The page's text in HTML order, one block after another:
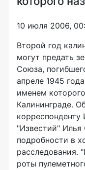
10 июля 2006,
Второй год
могут предать
Союза,
апреле 1945
именем
Калининграде.
"Известий"
подробности в
расследования.
роты